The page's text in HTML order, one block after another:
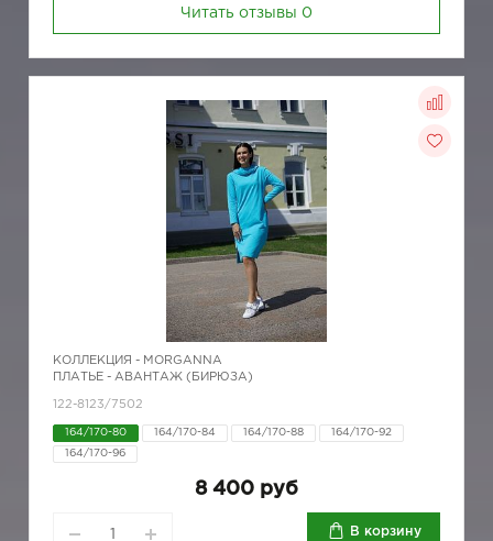
Читать отзывы 0
КОЛЛЕКЦИЯ - MORGANNA
ПЛАТЬЕ - АВАНТАЖ (БИРЮЗА)
122-8123/7502
164/170-80 164/170-84 164/170-88 164/170-92
164/170-96
8 400 руб
В корзину